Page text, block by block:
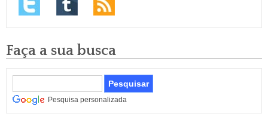
Faça a sua busca
Pesquisa personalizada